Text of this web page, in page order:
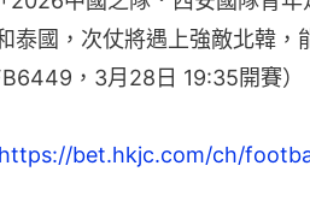
泰國，次仗將遇上強敵北韓，
，3月28日 19:35開賽）
https://bet.hkjc.com/ch/